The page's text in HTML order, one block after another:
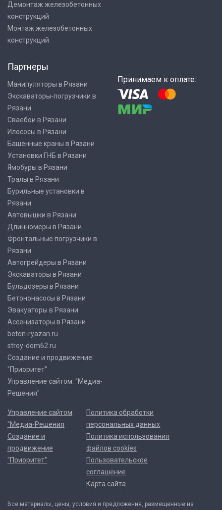
Демонтаж железобетонных
конструкций
Монтаж железобетонных
конструкций
Партнеры
Манипуляторы в Рязани
Экскаваторы-погрузчики в
Рязани
Сваебои в Рязани
Илососы в Рязани
Башенные краны в Рязани
Установки ГНБ в Рязани
Ямобуры в Рязани
Тралы в Рязани
Бурильные установки в
Рязани
Автовышки в Рязани
Длинномеры в Рязани
Фронтальные погрузчики в
Рязани
Автогрейдеры в Рязани
Экскаваторы в Рязани
Бульдозеры в Рязани
Бетононасосы в Рязани
Эвакуаторы в Рязани
Ассенизаторы в Рязани
beton-ryazan.ru
stroy-dom62.ru
Создание и продвижение:
"Приоритет"
Управление сайтом: "Медиа-
Решения"
Принимаем к оплате:
Управление сайтом
"Медиа-Решения
Создание и
продвижение
"Приоритет"
Политика обработки
персональных данных
Политика использования
файлов cookies
Пользовательское
соглашение
Карта сайта
Все материалы, цены, условия и предложения, размещенные на